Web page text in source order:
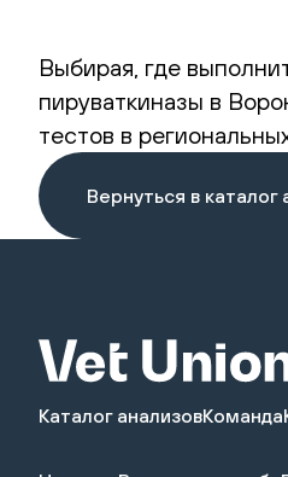
Выбирая, где
пируваткиназы в
тестов в
Вернуться в каталог
Каталог анализовКоманда